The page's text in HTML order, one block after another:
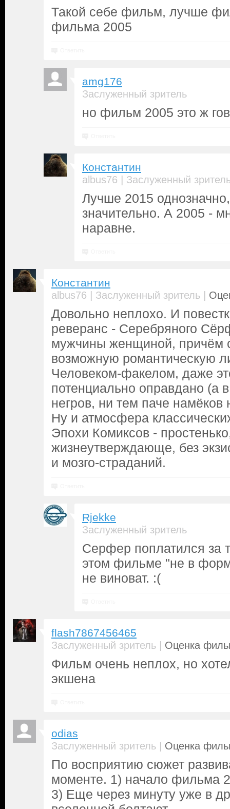
Такой себе фильм, лучше
фильма 2005
amg176
Заслуженный зритель
но фильм 2005 это ж
Константин
albus76 | Заслуженный
Лучше 2015
значительно. А 2005 -
наравне.
Константин
albus76 | Заслуженный зритель |
Довольно неплохо. И
реверанс - Серебряного
мужчины женщиной, причём
возможную романтическую
Человеком-факелом, даже
потенциально оправдано (а
негров, ни тем паче намёков
Ну и атмосфера
Эпохи Комиксов -
жизнеутверждающе, без
и мозго-страданий.
Rjekke
Заслуженный зритель
Серфер поплатился за
этом фильме "не в
не виноват. :(
flash7867456465
Заслуженный зритель | Оценка
Фильм очень неплох, но
экшена
odias
Заслуженный зритель | Оценка
По восприятию сюжет
моменте. 1) начало фильма
3) Еще через минуту уже в